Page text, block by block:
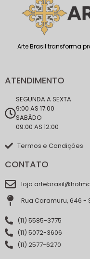
Arte Brasil transforma
ATENDIMENTO
SEGUNDA A SEXTA
9:00 AS 17:00
SABÁDO
09:00 AS 12:00
Termos e Condições
CONTATO
Rua Caramuru, 646 -
(11) 5585-3775
(11) 5072-3606
(11) 2577-6270